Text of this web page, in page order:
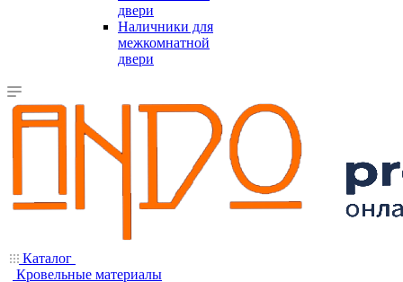
двери
Наличники для
межкомнатной
двери
Каталог
Кровельные материалы